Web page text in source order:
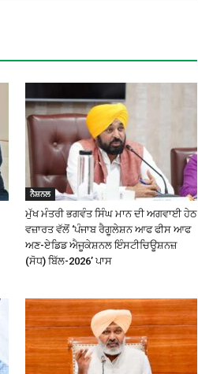
ਨੈਸ਼ਨਲ
ਮੁੱਖ ਮੰਤਰੀ ਭਗਵੰਤ ਸਿੰਘ ਮਾਨ ਦੀ ਅਗਵਾਈ ਹੇਠ
ਵਜ਼ਾਰਤ ਵੱਲੋਂ ‘ਪੰਜਾਬ ਰੈਗੂਲੇਸ਼ਨ ਆਫ ਫੀਸ ਆਫ
ਅਣ-ਏਡਿਡ ਐਜੂਕੇਸ਼ਨਲ ਇੰਸਟੀਚਿਊਸ਼ਨਜ਼
(ਸੋਧ) ਬਿੱਲ-2026’ ਪਾਸ